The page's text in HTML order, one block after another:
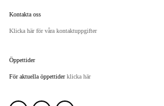
Kontakta oss
Klicka här för våra kontaktuppgifter
Öppettider
För aktuella öppettiderklicka här